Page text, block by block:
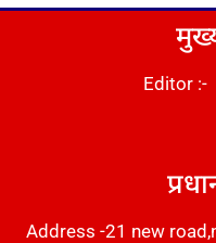
Editor :-
Address -21 new